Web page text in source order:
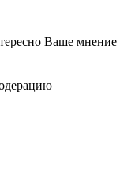
Ваше мнение